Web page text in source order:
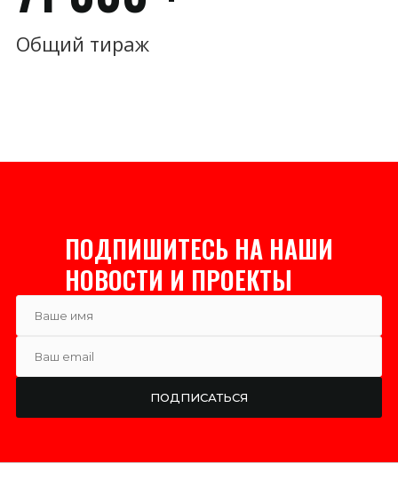
Общий тираж
ПОДПИШИТЕСЬ НА НАШИ
НОВОСТИ И ПРОЕКТЫ